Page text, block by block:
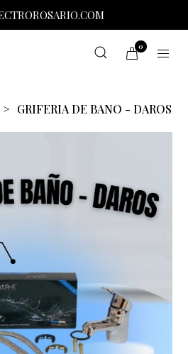
0
GRIFERIA DE BANO - DAROS